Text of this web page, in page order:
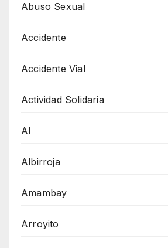
Abuso Sexual
Accidente
Accidente Vial
Actividad Solidaria
AI
Albirroja
Amambay
Arroyito